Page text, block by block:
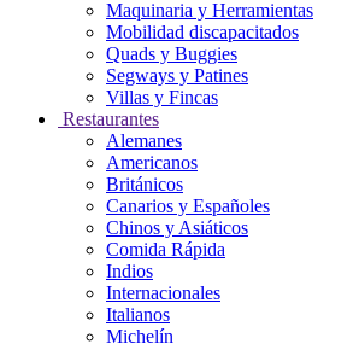
Maquinaria y Herramientas
Mobilidad discapacitados
Quads y Buggies
Segways y Patines
Villas y Fincas
Restaurantes
Alemanes
Americanos
Británicos
Canarios y Españoles
Chinos y Asiáticos
Comida Rápida
Indios
Internacionales
Italianos
Michelín